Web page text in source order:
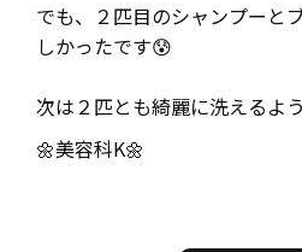
でも、２匹目のシャンプーと
しかったです😰
次は２匹とも綺麗に洗えるよ
🌼美容科K🌼